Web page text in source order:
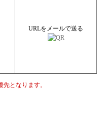
URLをメールで送る
となります。